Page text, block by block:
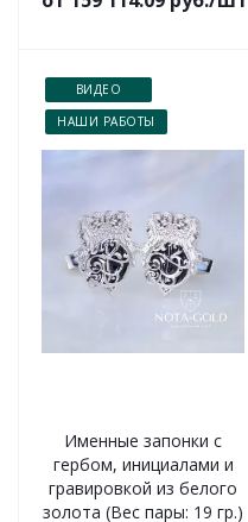
ВИДЕО
НАШИ РАБОТЫ
Именные запонки с
гербом, инициалами и
гравировкой из белого
золота (Вес пары: 19 гр.)